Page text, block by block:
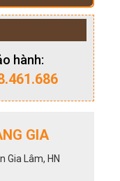
hành:
GIA
Gia Lâm, HN